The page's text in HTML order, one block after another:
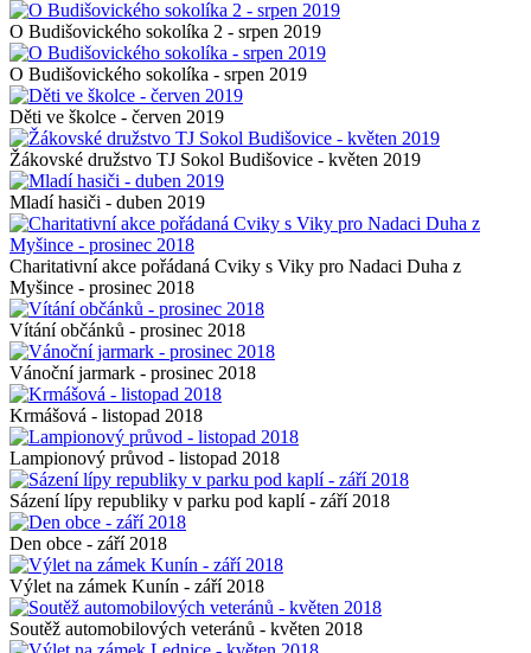
O Budišovického sokolíka 2 - srpen 2019
O Budišovického sokolíka - srpen 2019
Děti ve školce - červen 2019
Žákovské družstvo TJ Sokol Budišovice - květen 2019
Mladí hasiči - duben 2019
Charitativní akce pořádaná Cviky s Viky pro Nadaci Duha z
Myšince - prosinec 2018
Vítání občánků - prosinec 2018
Vánoční jarmark - prosinec 2018
Krmášová - listopad 2018
Lampionový průvod - listopad 2018
Sázení lípy republiky v parku pod kaplí - září 2018
Den obce - září 2018
Výlet na zámek Kunín - září 2018
Soutěž automobilových veteránů - květen 2018